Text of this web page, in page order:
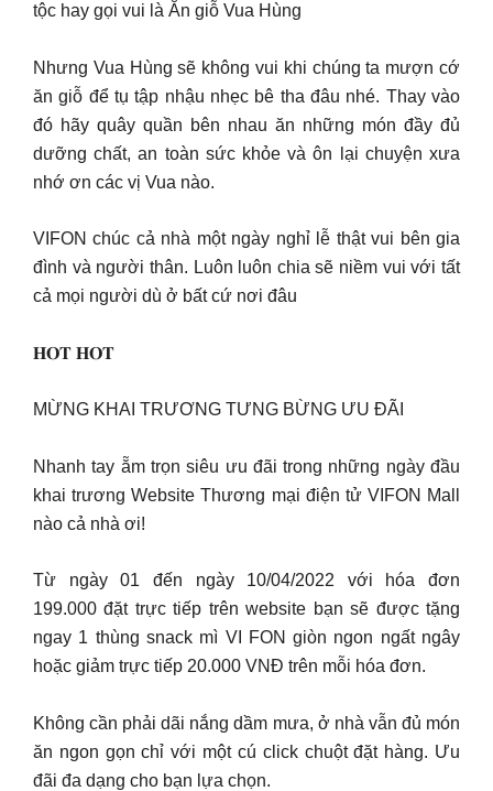
tộc hay gọi vui là Ăn giỗ Vua Hùng
Nhưng Vua Hùng sẽ không vui khi chúng ta mượn cớ
ăn giỗ để tụ tập nhậu nhẹc bê tha đâu nhé. Thay vào
đó hãy quây quần bên nhau ăn những món đầy đủ
dưỡng chất, an toàn sức khỏe và ôn lại chuyện xưa
nhớ ơn các vị Vua nào.
VIFON chúc cả nhà một ngày nghỉ lễ thật vui bên gia
đình và người thân. Luôn luôn chia sẽ niềm vui với tất
cả mọi người dù ở bất cứ nơi đâu
𝐇𝐎𝐓 𝐇𝐎𝐓
MỪNG KHAI TRƯƠNG TƯNG BỪNG ƯU ĐÃI
Nhanh tay ẵm trọn siêu ưu đãi trong những ngày đầu
khai trương Website Thương mại điện tử VIFON Mall
nào cả nhà ơi!
Từ ngày 01 đến ngày 10/04/2022 với hóa đơn
199.000 đặt trực tiếp trên website bạn sẽ được tặng
ngay 1 thùng snack mì VI FON giòn ngon ngất ngây
hoặc giảm trực tiếp 20.000 VNĐ trên mỗi hóa đơn.
Không cần phải dãi nắng dầm mưa, ở nhà vẫn đủ món
ăn ngon gọn chỉ với một cú click chuột đặt hàng. Ưu
đãi đa dạng cho bạn lựa chọn.